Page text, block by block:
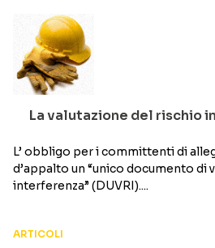
La valutazione del rischio
L’ obbligo per i committenti di
d’appalto un “unico documento di
interferenza” (DUVRI)....
ARTICOLI